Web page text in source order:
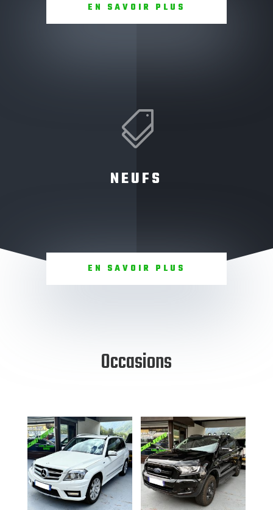
EN SAVOIR PLUS

NEUFS
EN SAVOIR PLUS
Occasions